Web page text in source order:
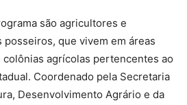
são agricultores e
que vivem em áreas
colônias agrícolas pertencentes ao
Coordenado pela Secretaria
Desenvolvimento Agrário e da